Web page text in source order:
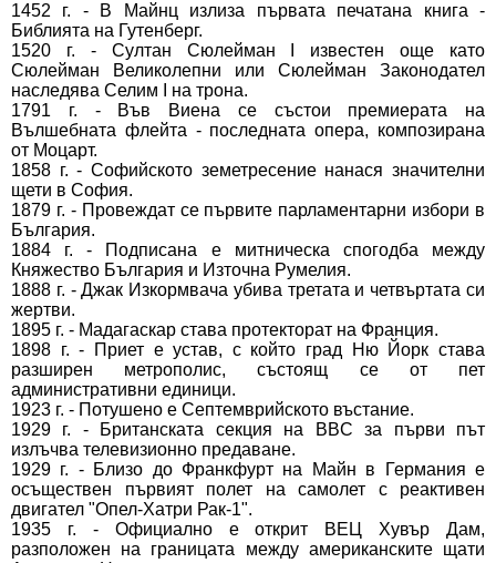
1452 г. - В Майнц излиза първата печатана книга -
Библията на Гутенберг.
1520 г. - Султан Сюлейман I известен още като
Сюлейман Великолепни или Сюлейман Законодател
наследява Селим I на трона.
1791 г. - Във Виена се състои премиерата на
Вълшебната флейта - последната опера, композирана
от Моцарт.
1858 г. - Софийското земетресение нанася значителни
щети в София.
1879 г. - Провеждат се първите парламентарни избори в
България.
1884 г. - Подписана е митническа спогодба между
Княжество България и Източна Румелия.
1888 г. - Джак Изкормвача убива третата и четвъртата си
жертви.
1895 г. - Мадагаскар става протекторат на Франция.
1898 г. - Приет е устав, с който град Ню Йорк става
разширен метрополис, състоящ се от пет
административни единици.
1923 г. - Потушено е Септемврийското въстание.
1929 г. - Британската секция на BBC за първи път
излъчва телевизионно предаване.
1929 г. - Близо до Франкфурт на Майн в Германия е
осъществен първият полет на самолет с реактивен
двигател "Опел-Хатри Рак-1".
1935 г. - Официално е открит ВЕЦ Хувър Дам,
разположен на границата между американските щати